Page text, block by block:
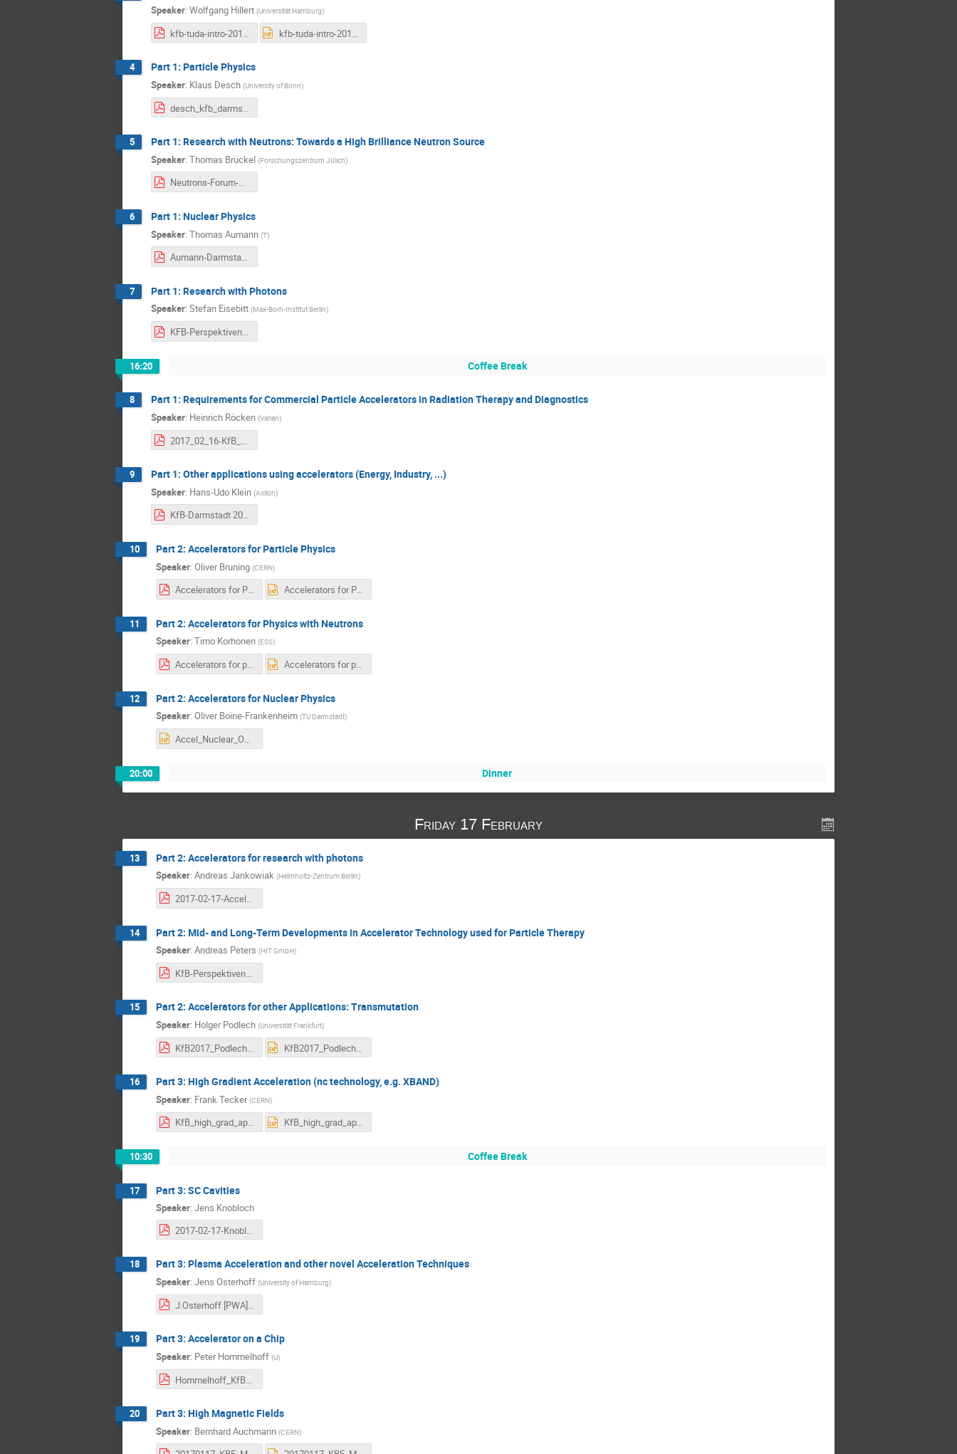
Speaker: Wolfgang Hillert (Universität Hamburg)
kfb-tuda-intro-2017.pdf kfb-tuda-intro-2017.pptx
4 Part 1: Particle Physics
Speaker: Klaus Desch (University of Bonn)
5 Part 1: Research with Neutrons: Towards a High Brilliance Neutron Source
Speaker: Thomas Brückel (Forschungszentrum Jülich)
Neutrons-Forum-Beschleunigerphysik-2017-02-16-TB.pdf
6 Part 1: Nuclear Physics
Speaker: Thomas Aumann (T)
Aumann-Darmstadt-KfB-workshop-Feb2017.pdf
7 Part 1: Research with Photons
Speaker: Stefan Eisebitt (Max-Born-Institut Berlin)
KFB-Perspektivenworkshop-Eisebitt-170216_sml.pdf
16:20 Coffee Break
8 Part 1: Requirements for Commercial Particle Accelerators in Radiation Therapy and Diagnostics
Speaker: Heinrich Röcken (Varian)
9 Part 1: Other applications using accelerators (Energy, Industry, ...)
Speaker: Hans-Udo Klein (Axilon)
KfB-Darmstadt 20170216 - Compact SR Sources for industrial and R&D application pub.pdf
10 Part 2: Accelerators for Particle Physics
Speaker: Oliver Bruning (CERN)
Accelerators for Particle Physics - KET - V3.pdf Accelerators for Particle Physics - KET - V3.pptx
11 Part 2: Accelerators for Physics with Neutrons
Speaker: Timo Korhonen (ESS)
Accelerators for physics with neutrons.pdf Accelerators for physics with neutrons.pptx
12 Part 2: Accelerators for Nuclear Physics
Speaker: Oliver Boine-Frankenheim (TU Darmstadt)
Accel_Nuclear_OBF_2017.pptx
20:00 Dinner
Friday 17 February
13 Part 2: Accelerators for research with photons
Speaker: Andreas Jankowiak (Helmholtz-Zentrum Berlin)
2017-02-17-Accelerators_for_Photons-KfB_Persp_Workshop-AJ.pdf
14 Part 2: Mid- and Long-Term Developments in Accelerator Technology used for Particle Therapy
Speaker: Andreas Peters (HIT GmbH)
KfB-PerspektivenWorkshop_Feb2017_AP.pdf
15 Part 2: Accelerators for other Applications: Transmutation
Speaker: Holger Podlech (Universität Frankfurt)
KfB2017_Podlech.pdf KfB2017_Podlech.pptx
16 Part 3: High Gradient Acceleration (nc technology, e.g. XBAND)
Speaker: Frank Tecker (CERN)
KfB_high_grad_applications_final.pdf KfB_high_grad_applications_final.pptx
10:30 Coffee Break
17 Part 3: SC Cavities
Speaker: Jens Knobloch
2017-02-17-Knobloch.pdf
18 Part 3: Plasma Acceleration and other novel Acceleration Techniques
Speaker: Jens Osterhoff (University of Hamburg)
J.Osterhoff [PWA] (2017-02-17).pdf
19 Part 3: Accelerator on a Chip
Speaker: Peter Hommelhoff (U)
20 Part 3: High Magnetic Fields
Speaker: Bernhard Auchmann (CERN)